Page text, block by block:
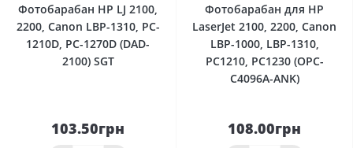
Фотобарабан HP LJ 2100,
2200, Canon LBP-1310, PC-
1210D, PC-1270D (DAD-
2100) SGT
103.50грн
Фотобарабан для HP
LaserJet 2100, 2200, Canon
LBP-1000, LBP-1310,
PC1210, PC1230 (OPC-
C4096A-ANK)
108.00грн